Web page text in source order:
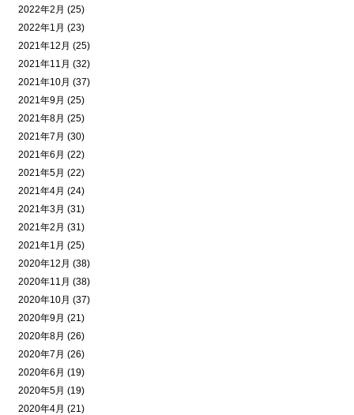
2022年2月 (25)
2022年1月 (23)
2021年12月 (25)
2021年11月 (32)
2021年10月 (37)
2021年9月 (25)
2021年8月 (25)
2021年7月 (30)
2021年6月 (22)
2021年5月 (22)
2021年4月 (24)
2021年3月 (31)
2021年2月 (31)
2021年1月 (25)
2020年12月 (38)
2020年11月 (38)
2020年10月 (37)
2020年9月 (21)
2020年8月 (26)
2020年7月 (26)
2020年6月 (19)
2020年5月 (19)
2020年4月 (21)